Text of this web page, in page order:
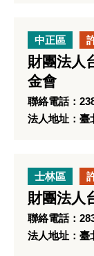
中正區
財團法人
金會
聯絡電話：
法人地址：臺
士林區
財團法人
聯絡電話：
法人地址：臺